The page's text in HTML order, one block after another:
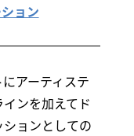
ョン
アーティステ
ンを加えてド
ョンとしての